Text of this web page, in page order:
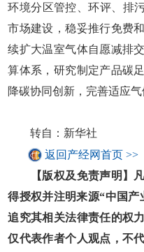
环境分区管控、环评、排
市场建设，稳妥推行免费
续扩大温室气体自愿减排
算体系，研究制定产品碳
降碳协同创新，完善适应
转自：新华社
返回产经网首页 >>
【版权及免责声明】凡
得授权并注明来源“中国
追究其相关法律责任的权
仅代表作者个人观点，不